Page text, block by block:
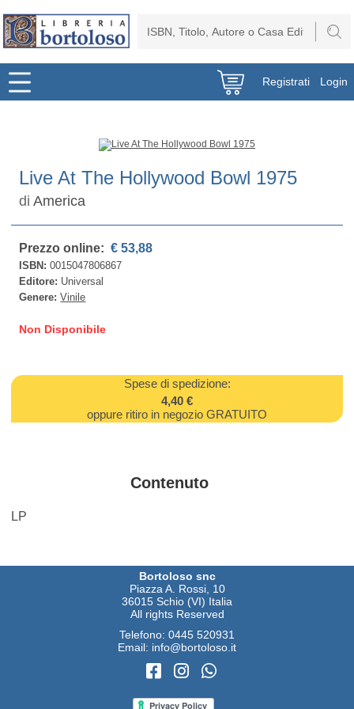
Registrati Login
Live At The Hollywood Bowl 1975
diAmerica
Prezzo online: € 53,88
ISBN:0015047806867
Editore: Universal
Genere:Vinile
Non Disponibile
Spese di spedizione:
4,40 €
oppure ritiro in negozio GRATUITO
Contenuto
LP
Bortoloso snc
Piazza A. Rossi, 10
36015 Schio (VI) Italia
All rights Reserved
Telefono: 0445 520931
Email: info@bortoloso.it